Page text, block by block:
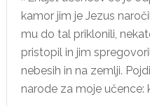
kamor jim je Jezus
mu do tal priklonili,
pristopil in jim
nebesih in na zemlji.
narode za moje učence: